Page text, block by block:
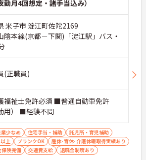
勤月4回想定・諸手当込み）
米子市 淀江町佐陀2169
陰本線(京都－下関)「淀江駅」バス・
(正職員)
福祉士免許必須 ■普通自動車免許
用） ■経験不問
少なめ 住宅手当・補助
託児所・育児補助
上 ブランクOK
産休･育休･介護休暇取得実績あり
保険完備 交通費支給 退職金制度あり